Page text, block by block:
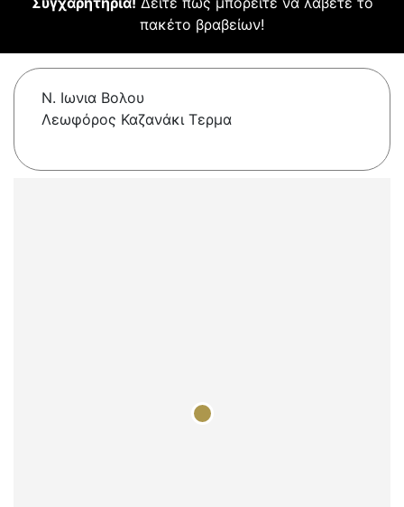
πακέτο βραβείων!
Ν. Ιωνια Βολου
Λεωφόρος Καζανάκι Τερμα